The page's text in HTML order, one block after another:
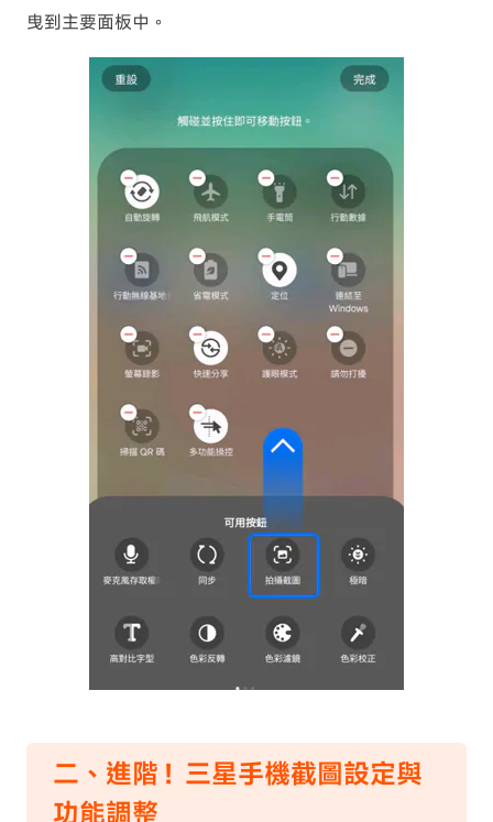
曳到主要面板中。
二、進階！三星手機截圖設定與
功能調整